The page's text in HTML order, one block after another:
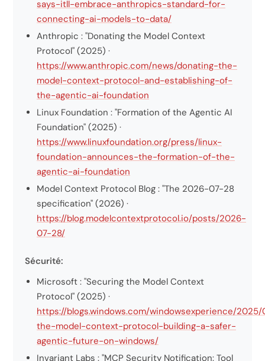
says-itll-embrace-anthropics-standard-for-
connecting-ai-models-to-data/
Anthropic : "Donating the Model Context
Protocol" (2025) ·
https://www.anthropic.com/news/donating-the-
model-context-protocol-and-establishing-of-
the-agentic-ai-foundation
Linux Foundation : "Formation of the Agentic AI
Foundation" (2025) ·
https://www.linuxfoundation.org/press/linux-
foundation-announces-the-formation-of-the-
agentic-ai-foundation
Model Context Protocol Blog : "The 2026-07-28
specification" (2026) ·
https://blog.modelcontextprotocol.io/posts/2026-
07-28/
Sécurité:
Microsoft : "Securing the Model Context
Protocol" (2025) ·
https://blogs.windows.com/windowsexperience/
the-model-context-protocol-building-a-safer-
agentic-future-on-windows/
Invariant Labs : "MCP Security Notification: Tool